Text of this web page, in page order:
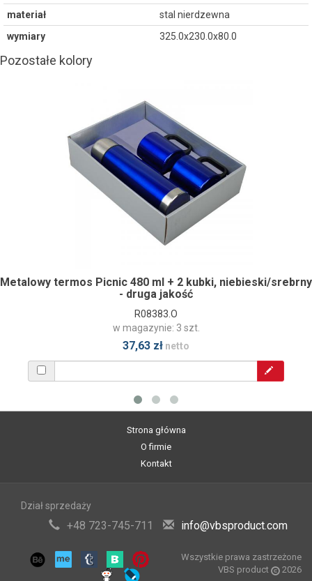
materiał
stal nierdzewna
wymiary
325.0x230.0x80.0
Pozostałe kolory
Metalowy termos Picnic 480 ml + 2 kubki, niebieski/srebrny
- druga jakość
R08383.O
w magazynie: 3 szt.
37,63 zł netto
Strona główna
O firmie
Kontakt
Dział sprzedaży
+48 723-745-711 info@vbsproduct.com
Wszystkie prawa zastrzeżone
VBS product
2026